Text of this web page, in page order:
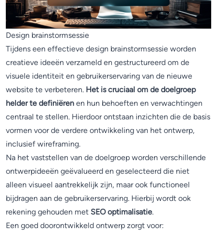
Design brainstormsessie
Tijdens een effectieve design brainstormsessie worden
creatieve ideeën verzameld en gestructureerd om de
visuele identiteit en gebruikerservaring van de nieuwe
website te verbeteren. Het is cruciaal om de doelgroep
helder te definiëren en hun behoeften en verwachtingen
centraal te stellen. Hierdoor ontstaan inzichten die de basis
vormen voor de verdere ontwikkeling van het ontwerp,
inclusief wireframing.
Na het vaststellen van de doelgroep worden verschillende
ontwerpideeën geëvalueerd en geselecteerd die niet
alleen visueel aantrekkelijk zijn, maar ook functioneel
bijdragen aan de gebruikerservaring. Hierbij wordt ook
rekening gehouden met SEO optimalisatie.
Een goed doorontwikkeld ontwerp zorgt voor: